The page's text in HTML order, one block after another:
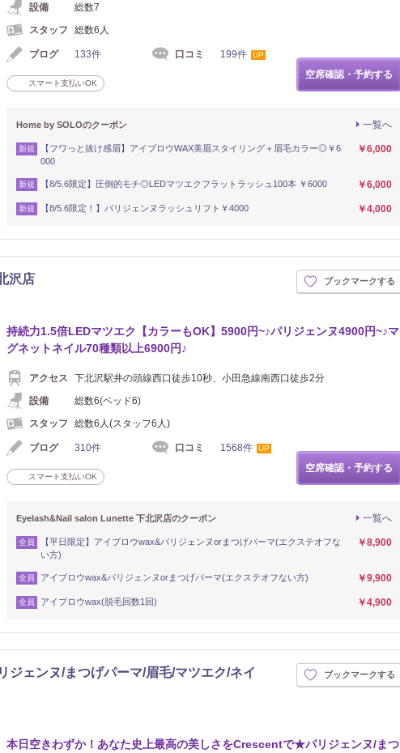
設備
総数7
スタッフ
総数6人
ブログ 133件 口コミ 199件 UP
スマート支払いOK
空席確認・予約する
一覧へ
Home by SOLOのクーポン
新規
【フワっと抜け感眉】アイブロウWAX美眉スタイリング＋眉毛カラー◎￥6
000
￥6,000
新規 【8/5.6限定】圧倒的モチ◎LEDマツエクフラットラッシュ100本 ￥6000 ￥6,000
新規 【8/5.6限定！】パリジェンヌラッシュリフト￥4000 ￥4,000
沢店 ブックマークする
持続力1.5倍LEDマツエク【カラーもOK】5900円~♪パリジェンヌ4900円~♪マ
グネットネイル70種類以上6900円♪
アクセス
下北沢駅井の頭線西口徒歩10秒、小田急線南西口徒歩2分
設備
総数6(ベッド6)
スタッフ
総数6人(スタッフ6人)
ブログ 310件 口コミ 1568件 UP
スマート支払いOK
空席確認・予約する
一覧へ
Eyelash&Nail salon Lunette 下北沢店のクーポン
全員
【平日限定】アイブロウwax&パリジェンヌorまつげパーマ(エクステオフな
い方)
￥8,900
全員 アイブロウwax&パリジェンヌorまつげパーマ(エクステオフない方) ￥9,900
全員 アイブロウwax(脱毛回数1回) ￥4,900
ェンヌ/まつげパーマ/眉毛/マツエク/ネイ
ブックマークする
本日空きわずか！あなた史上最高の美しさをCrescentで★パリジェンヌ/まつ